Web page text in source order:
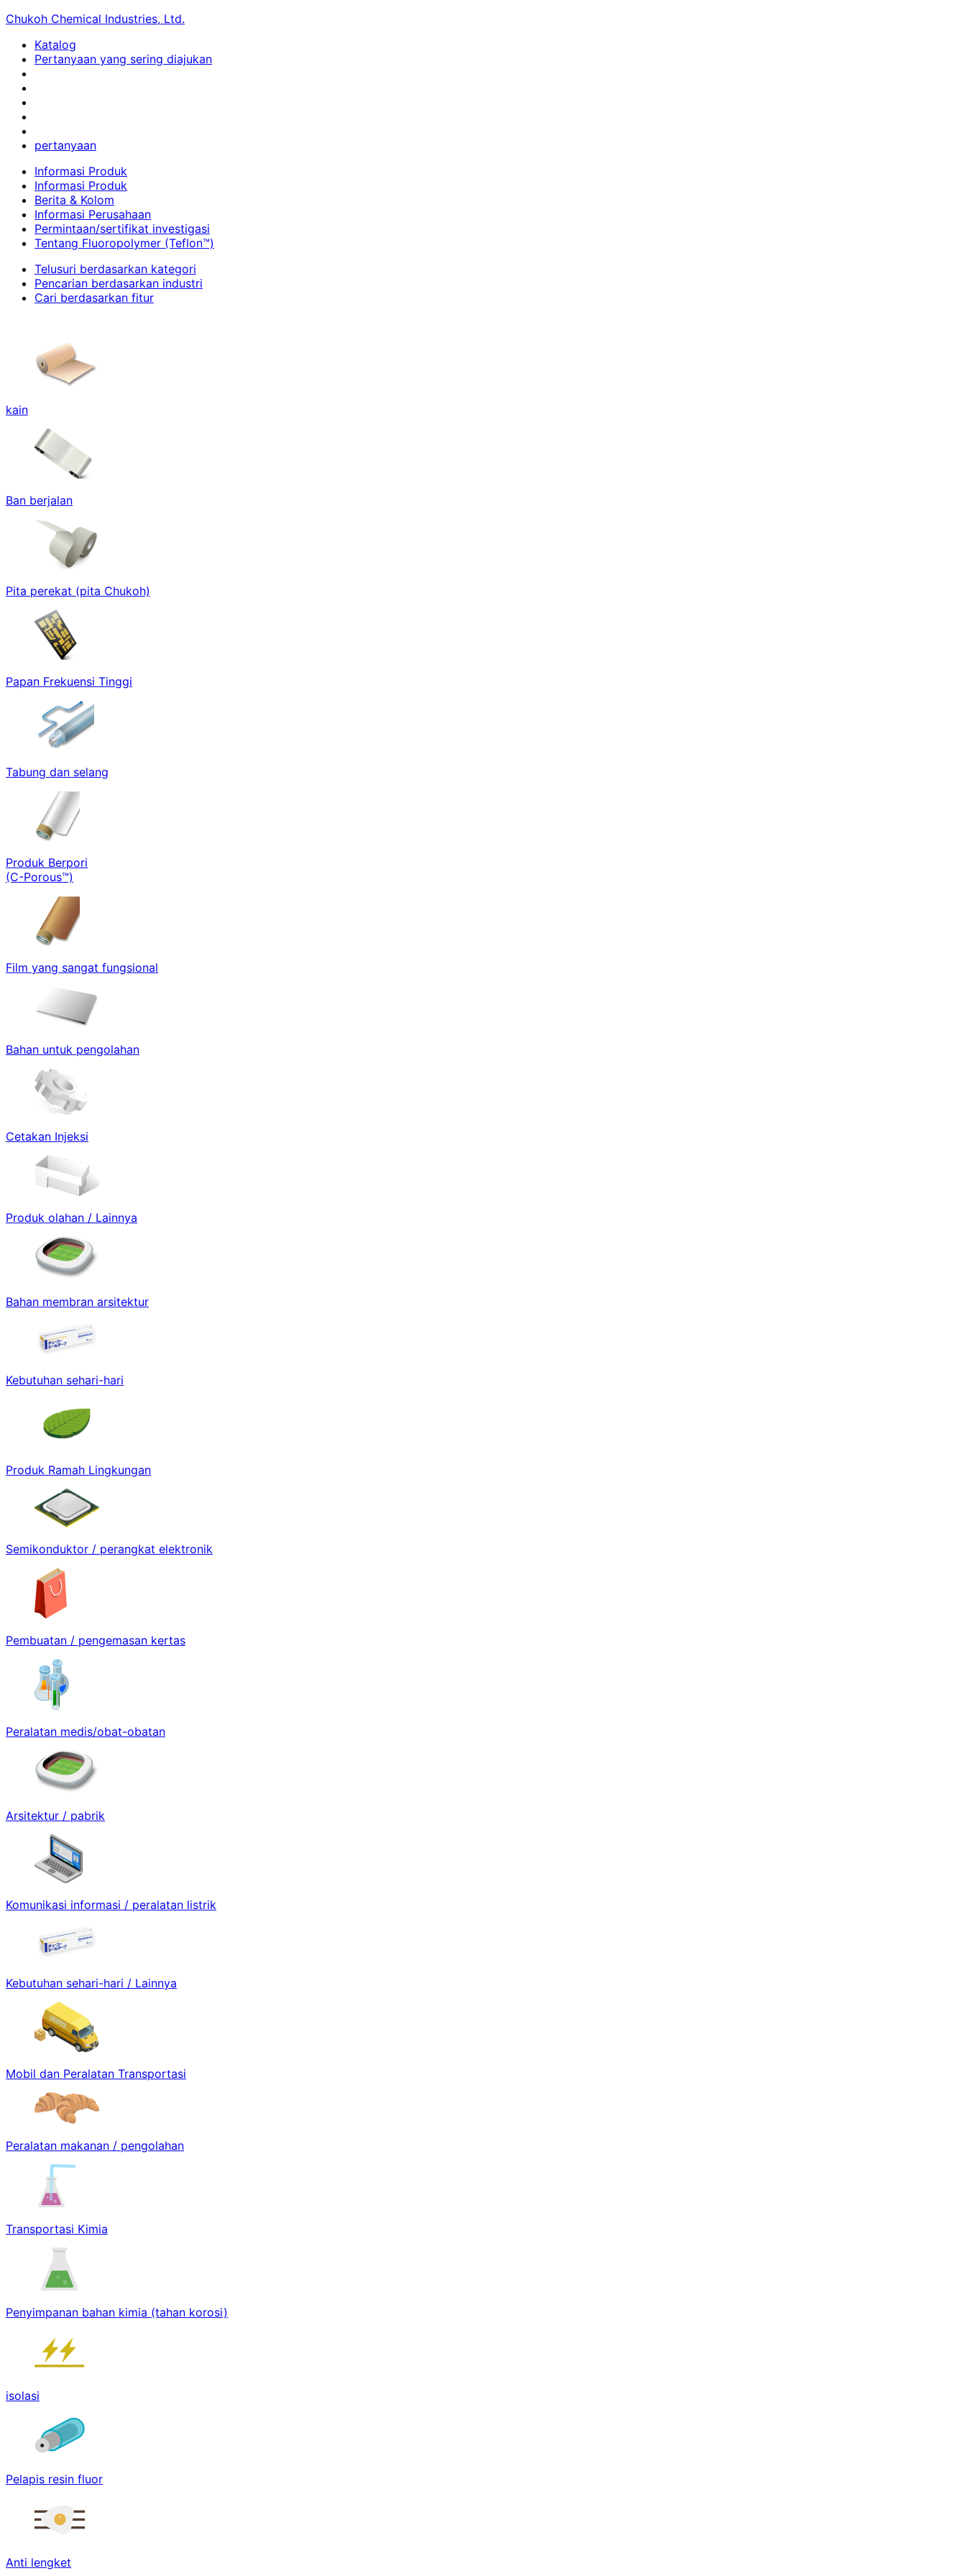
Chukoh Chemical Industries, Ltd.
Katalog
Pertanyaan yang sering diajukan
pertanyaan
Informasi Produk
Informasi Produk
Berita & Kolom
Informasi Perusahaan
Permintaan/sertifikat investigasi
Tentang Fluoropolymer (Teflon™)
Telusuri berdasarkan kategori
Pencarian berdasarkan industri
Cari berdasarkan fitur
kain
Ban berjalan
Pita perekat (pita Chukoh)
Papan Frekuensi Tinggi
Tabung dan selang
Produk Berpori
(C-Porous™)
Film yang sangat fungsional
Bahan untuk pengolahan
Cetakan Injeksi
Produk olahan / Lainnya
Bahan membran arsitektur
Kebutuhan sehari-hari
Produk Ramah Lingkungan
Semikonduktor / perangkat elektronik
Pembuatan / pengemasan kertas
Peralatan medis/obat-obatan
Arsitektur / pabrik
Komunikasi informasi / peralatan listrik
Kebutuhan sehari-hari / Lainnya
Mobil dan Peralatan Transportasi
Peralatan makanan / pengolahan
Transportasi Kimia
Penyimpanan bahan kimia (tahan korosi)
isolasi
Pelapis resin fluor
Anti lengket